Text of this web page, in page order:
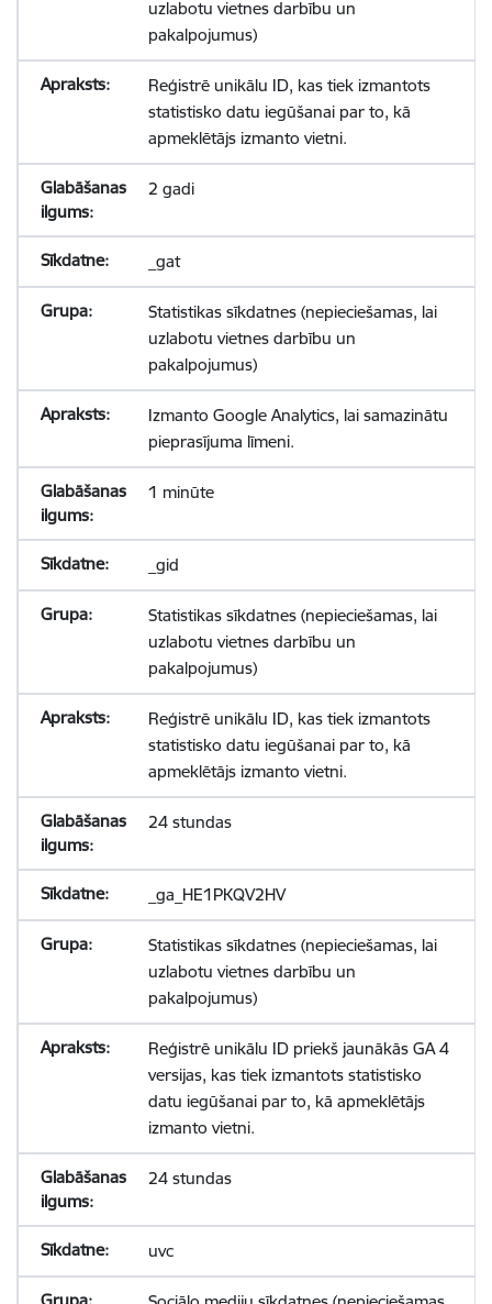
uzlabotu vietnes darbību un
pakalpojumus)
Reģistrē unikālu ID, kas tiek izmantots
statistisko datu iegūšanai par to, kā
apmeklētājs izmanto vietni.
2 gadi
_gat
Statistikas sīkdatnes (nepieciešamas, lai
uzlabotu vietnes darbību un
pakalpojumus)
Izmanto Google Analytics, lai samazinātu
pieprasījuma līmeni.
1 minūte
_gid
Statistikas sīkdatnes (nepieciešamas, lai
uzlabotu vietnes darbību un
pakalpojumus)
Reģistrē unikālu ID, kas tiek izmantots
statistisko datu iegūšanai par to, kā
apmeklētājs izmanto vietni.
24 stundas
_ga_HE1PKQV2HV
Statistikas sīkdatnes (nepieciešamas, lai
uzlabotu vietnes darbību un
pakalpojumus)
Reģistrē unikālu ID priekš jaunākās GA 4
versijas, kas tiek izmantots statistisko
datu iegūšanai par to, kā apmeklētājs
izmanto vietni.
24 stundas
uvc